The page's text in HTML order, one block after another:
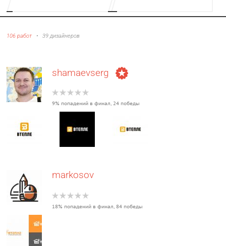
106 работ•39 дизайнеров
shamaevserg
9% попадений в финал, 24 победы
markosov
18% попадений в финал, 84 победы